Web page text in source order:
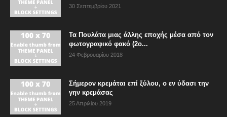
30 Σεπτεμβρίου 2021
Τα Πουλάτα μιας άλλης εποχής μέσα από τον
φωτογραφικό φακό (2ο...
24 Φεβρουαρίου 2018
Σήμερον κρεμάται επί ξύλου, ο εν ύδασι την
γην κρεμάσας
25 Απριλίου 2019